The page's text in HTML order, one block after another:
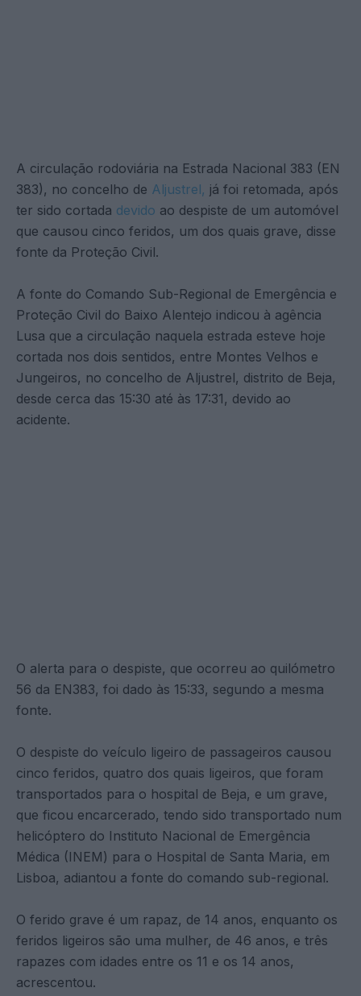
A circulação rodoviária na Estrada Nacional 383 (EN
383), no concelho de Aljustrel, já foi retomada, após
ter sido cortada devido ao despiste de um automóvel
que causou cinco feridos, um dos quais grave, disse
fonte da Proteção Civil.
A fonte do Comando Sub-Regional de Emergência e
Proteção Civil do Baixo Alentejo indicou à agência
Lusa que a circulação naquela estrada esteve hoje
cortada nos dois sentidos, entre Montes Velhos e
Jungeiros, no concelho de Aljustrel, distrito de Beja,
desde cerca das 15:30 até às 17:31, devido ao
acidente.
O alerta para o despiste, que ocorreu ao quilómetro
56 da EN383, foi dado às 15:33, segundo a mesma
fonte.
O despiste do veículo ligeiro de passageiros causou
cinco feridos, quatro dos quais ligeiros, que foram
transportados para o hospital de Beja, e um grave,
que ficou encarcerado, tendo sido transportado num
helicóptero do Instituto Nacional de Emergência
Médica (INEM) para o Hospital de Santa Maria, em
Lisboa, adiantou a fonte do comando sub-regional.
O ferido grave é um rapaz, de 14 anos, enquanto os
feridos ligeiros são uma mulher, de 46 anos, e três
rapazes com idades entre os 11 e os 14 anos,
acrescentou.